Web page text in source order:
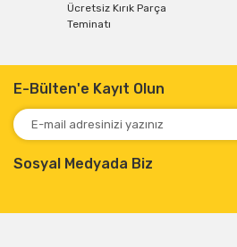
Ücretsiz Kırık Parça
Teminatı
E-Bülten'e Kayıt Olun
Sosyal Medyada Biz